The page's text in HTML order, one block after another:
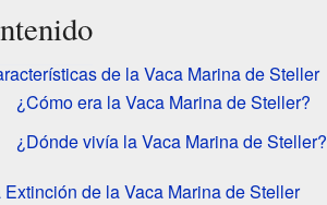
de la Vaca Marina de Steller
¿Cómo era la Vaca Marina de Steller?
¿Dónde vivía la Vaca Marina de Steller?
Extinción de la Vaca Marina de Steller